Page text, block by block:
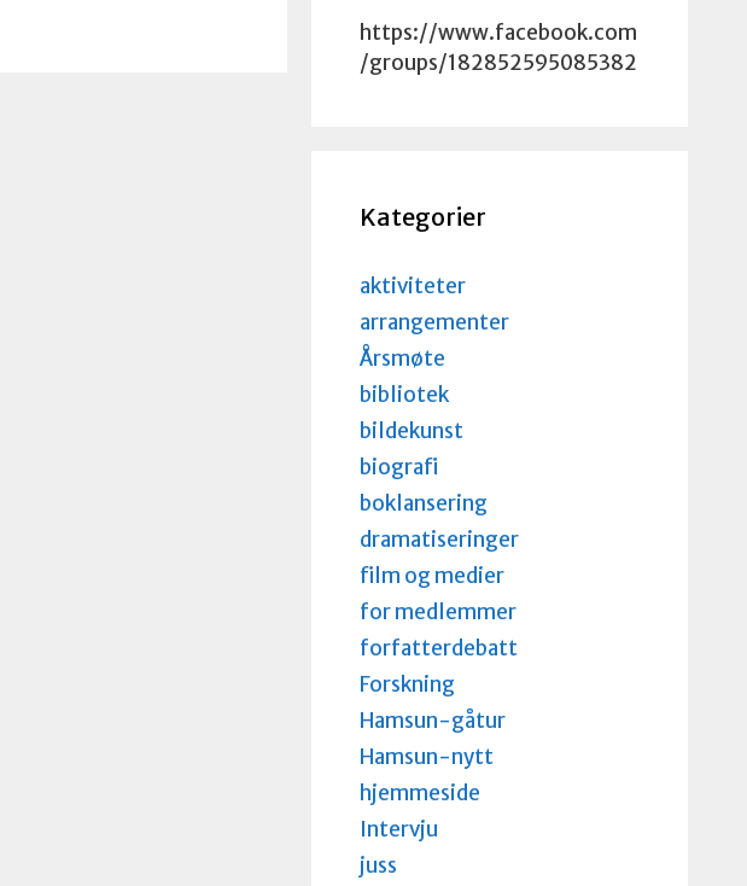
https://www.facebook.com
/groups/182852595085382
Kategorier
aktiviteter
arrangementer
Årsmøte
bibliotek
bildekunst
biografi
boklansering
dramatiseringer
film og medier
for medlemmer
forfatterdebatt
Forskning
Hamsun-gåtur
Hamsun-nytt
hjemmeside
Intervju
juss